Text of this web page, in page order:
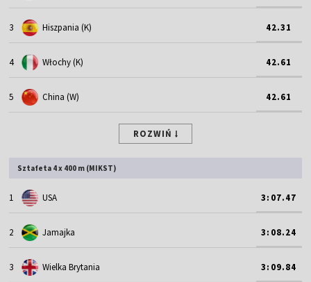
3 Hiszpania (K) 42.31
4 Włochy (K) 42.61
5 China (W) 42.61
ROZWIŃ
Sztafeta 4 x 400 m (MIKST)
1 USA 3:07.47
2 Jamajka 3:08.24
3 Wielka Brytania 3:09.84